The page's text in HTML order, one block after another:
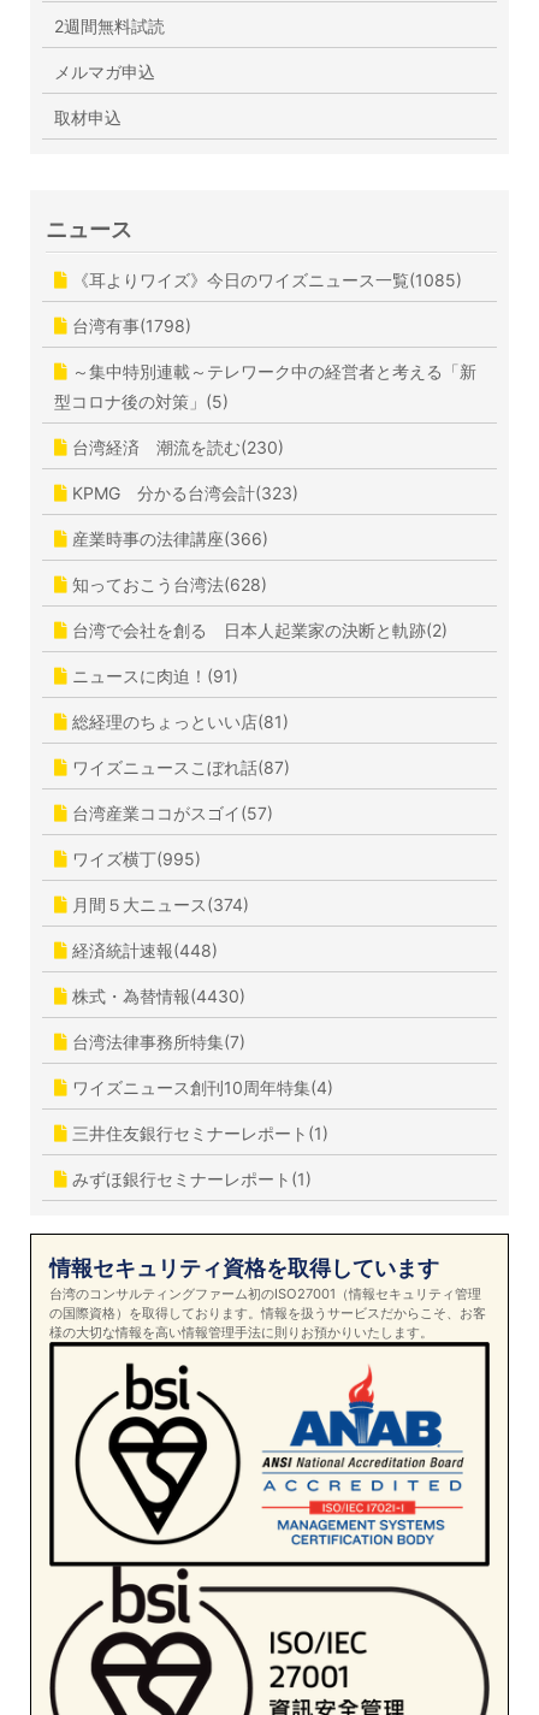
2週間無料試読
メルマガ申込
取材申込
ニュース
《耳よりワイズ》今日のワイズニュース一覧(1085)
台湾有事(1798)
～集中特別連載～テレワーク中の経営者と考える「新
型コロナ後の対策」(5)
台湾経済 潮流を読む(230)
KPMG 分かる台湾会計(323)
産業時事の法律講座(366)
知っておこう台湾法(628)
台湾で会社を創る 日本人起業家の決断と軌跡(2)
ニュースに肉迫！(91)
総経理のちょっといい店(81)
ワイズニュースこぼれ話(87)
台湾産業ココがスゴイ(57)
ワイズ横丁(995)
月間５大ニュース(374)
経済統計速報(448)
株式・為替情報(4430)
台湾法律事務所特集(7)
ワイズニュース創刊10周年特集(4)
三井住友銀行セミナーレポート(1)
みずほ銀行セミナーレポート(1)
情報セキュリティ資格を取得しています
台湾のコンサルティングファーム初のISO27001（情報セキュリティ管理
の国際資格）を取得しております。情報を扱うサービスだからこそ、お客
様の大切な情報を高い情報管理手法に則りお預かりいたします。